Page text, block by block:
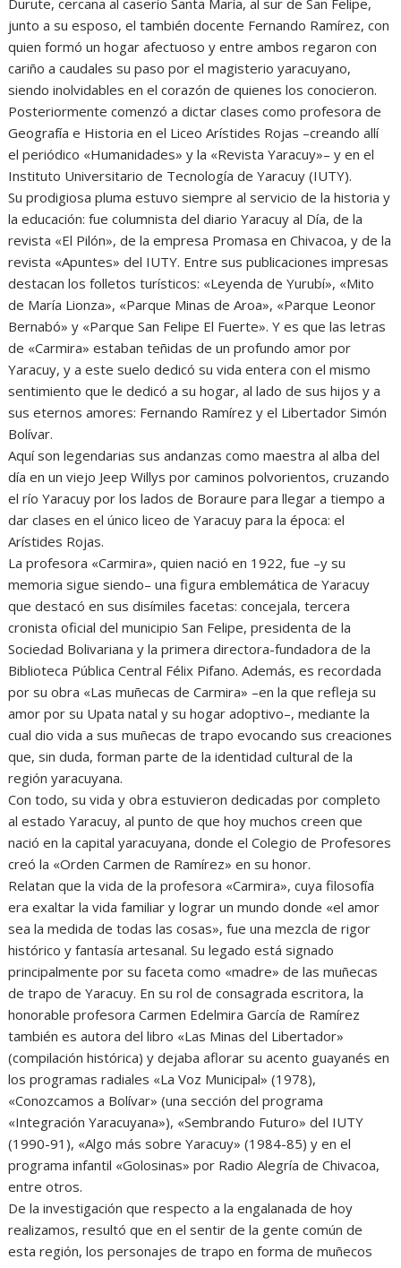
junto a su esposo, el también docente Fernando Ramírez, con
quien formó un hogar afectuoso y entre ambos regaron con
cariño a caudales su paso por el magisterio yaracuyano,
siendo inolvidables en el corazón de quienes los conocieron.
Posteriormente comenzó a dictar clases como profesora de
Geografía e Historia en el Liceo Arístides Rojas –creando allí
el periódico «Humanidades» y la «Revista Yaracuy»– y en el
Instituto Universitario de Tecnología de Yaracuy (IUTY).
Su prodigiosa pluma estuvo siempre al servicio de la historia y
la educación: fue columnista del diario Yaracuy al Día, de la
revista «El Pilón», de la empresa Promasa en Chivacoa, y de la
revista «Apuntes» del IUTY. Entre sus publicaciones impresas
destacan los folletos turísticos: «Leyenda de Yurubí», «Mito
de María Lionza», «Parque Minas de Aroa», «Parque Leonor
Bernabó» y «Parque San Felipe El Fuerte». Y es que las letras
de «Carmira» estaban teñidas de un profundo amor por
Yaracuy, y a este suelo dedicó su vida entera con el mismo
sentimiento que le dedicó a su hogar, al lado de sus hijos y a
sus eternos amores: Fernando Ramírez y el Libertador Simón
Bolívar.
Aquí son legendarias sus andanzas como maestra al alba del
día en un viejo Jeep Willys por caminos polvorientos, cruzando
el río Yaracuy por los lados de Boraure para llegar a tiempo a
dar clases en el único liceo de Yaracuy para la época: el
Arístides Rojas.
La profesora «Carmira», quien nació en 1922, fue –y su
memoria sigue siendo– una figura emblemática de Yaracuy
que destacó en sus disímiles facetas: concejala, tercera
cronista oficial del municipio San Felipe, presidenta de la
Sociedad Bolivariana y la primera directora-fundadora de la
Biblioteca Pública Central Félix Pifano. Además, es recordada
por su obra «Las muñecas de Carmira» –en la que refleja su
amor por su Upata natal y su hogar adoptivo–, mediante la
cual dio vida a sus muñecas de trapo evocando sus creaciones
que, sin duda, forman parte de la identidad cultural de la
región yaracuyana.
Con todo, su vida y obra estuvieron dedicadas por completo
al estado Yaracuy, al punto de que hoy muchos creen que
nació en la capital yaracuyana, donde el Colegio de Profesores
creó la «Orden Carmen de Ramírez» en su honor.
Relatan que la vida de la profesora «Carmira», cuya filosofía
era exaltar la vida familiar y lograr un mundo donde «el amor
sea la medida de todas las cosas», fue una mezcla de rigor
histórico y fantasía artesanal. Su legado está signado
principalmente por su faceta como «madre» de las muñecas
de trapo de Yaracuy. En su rol de consagrada escritora, la
honorable profesora Carmen Edelmira García de Ramírez
también es autora del libro «Las Minas del Libertador»
(compilación histórica) y dejaba aflorar su acento guayanés en
los programas radiales «La Voz Municipal» (1978),
«Conozcamos a Bolívar» (una sección del programa
«Integración Yaracuyana»), «Sembrando Futuro» del IUTY
(1990-91), «Algo más sobre Yaracuy» (1984-85) y en el
programa infantil «Golosinas» por Radio Alegría de Chivacoa,
entre otros.
De la investigación que respecto a la engalanada de hoy
realizamos, resultó que en el sentir de la gente común de
esta región, los personajes de trapo en forma de muñecos